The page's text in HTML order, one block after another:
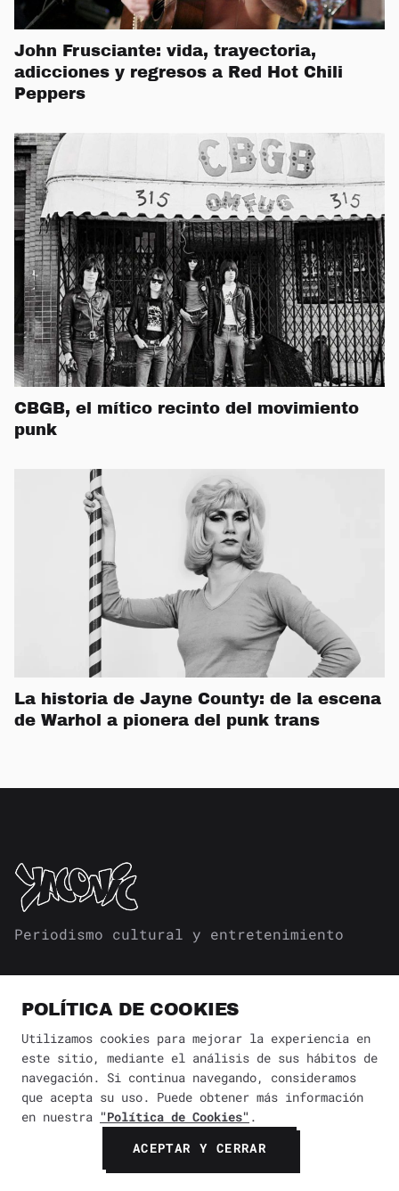
John Frusciante: vida, trayectoria,
adicciones y regresos a Red Hot Chili
Peppers
CBGB, el mítico recinto del movimiento
punk
La historia de Jayne County: de la escena
de Warhol a pionera del punk trans
Periodismo cultural y entretenimiento
SECCIONES
CULTURA
ESTILO DE VIDA
POLÍTICA DE COOKIES
Utilizamos cookies para mejorar la experiencia en
este sitio, mediante el análisis de sus hábitos de
navegación. Si continua navegando, consideramos
que acepta su uso. Puede obtener más información
en nuestra "Política de Cookies" .
ACEPTAR Y CERRAR